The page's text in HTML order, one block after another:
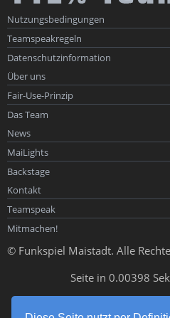
Nutzungsbedingungen
Teamspeakregeln
Datenschutzinformation
Über uns
Fair-Use-Prinzip
Das Team
News
MaiLights
Backstage
Kontakt
Teamspeak
Mitmachen!
© Funkspiel Maistadt. Alle
Seite in 0.00398